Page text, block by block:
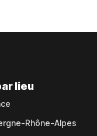
lieu
Rhône-Alpes